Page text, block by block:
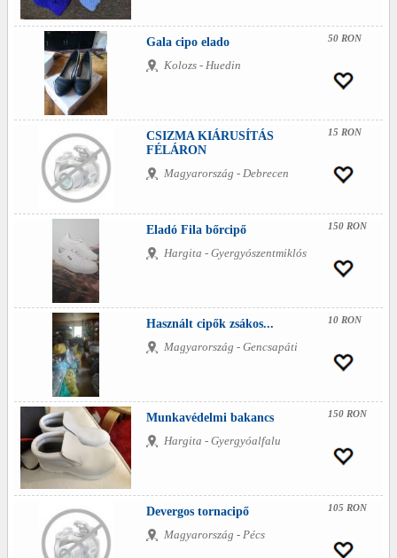
Gala cipo elado
Kolozs - Huedin
50 RON
CSIZMA KIÁRUSÍTÁS
FÉLÁRON
Magyarország - Debrecen
15 RON
Eladó Fila bőrcipő
Hargita - Gyergyószentmiklós
150 RON
Használt cipők zsákos...
Magyarország - Gencsapáti
10 RON
Munkavédelmi bakancs
Hargita - Gyergyóalfalu
150 RON
Devergos tornacipő
Magyarország - Pécs
105 RON